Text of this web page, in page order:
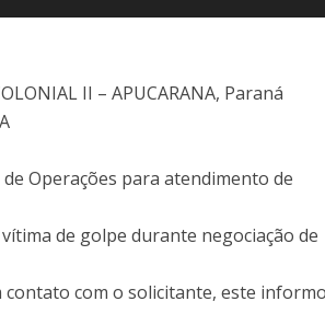
setas
II – APUCARANA, Paraná
Operações para atendimento de
de golpe durante negociação de
contato com o solicitante, este